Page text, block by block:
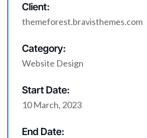
Client:
themeforest.bravisthemes.com
Category:
Website Design
Start Date:
10 March, 2023
End Date: